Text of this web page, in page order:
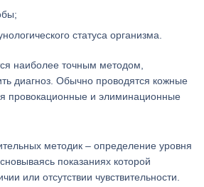
статуса организма.
наиболее точным методом,
диагноз. Обычно проводятся кожные
провокационные и элиминационные
методик – определение уровня
показаниях которой
или отсутствии чувствительности.